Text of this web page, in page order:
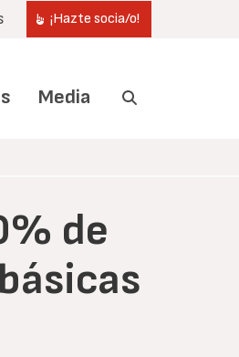
¡Hazte socia/o!
Media
de